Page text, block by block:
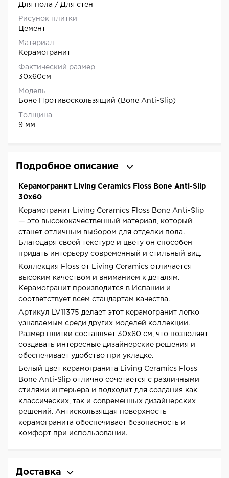
Для пола / Для стен
Рисунок плитки
Цемент
Материал
Керамогранит
Фактический размер
30x60см
Модель
Боне Противоскользящий (Bone Anti-Slip)
Толщина
9 мм
Подробное описание
Керамогранит Living Ceramics Floss Bone Anti-Slip
30x60
Керамогранит Living Ceramics Floss Bone Anti-Slip
— это высококачественный материал, который
станет отличным выбором для отделки пола.
Благодаря своей текстуре и цвету он способен
придать интерьеру современный и стильный вид.
Коллекция Floss от Living Ceramics отличается
высоким качеством и вниманием к деталям.
Керамогранит производится в Испании и
соответствует всем стандартам качества.
Артикул LV11375 делает этот керамогранит легко
узнаваемым среди других моделей коллекции.
Размер плитки составляет 30x60 см, что позволяет
создавать интересные дизайнерские решения и
обеспечивает удобство при укладке.
Белый цвет керамогранита Living Ceramics Floss
Bone Anti-Slip отлично сочетается с различными
стилями интерьера и подходит для создания как
классических, так и современных дизайнерских
решений. Антискользящая поверхность
керамогранита обеспечивает безопасность и
комфорт при использовании.
Доставка